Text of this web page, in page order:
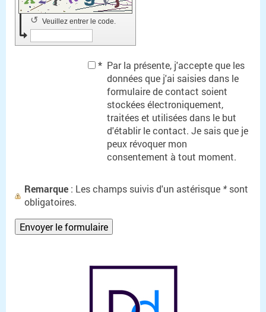
Veuillez entrer le code.
↺
* Par la présente, j'accepte que les
données que j'ai saisies dans le
formulaire de contact soient
stockées électroniquement,
traitées et utilisées dans le but
d'établir le contact. Je sais que je
peux révoquer mon
consentement à tout moment.
Remarque : Les champs suivis d'un astérisque *sont
obligatoires.